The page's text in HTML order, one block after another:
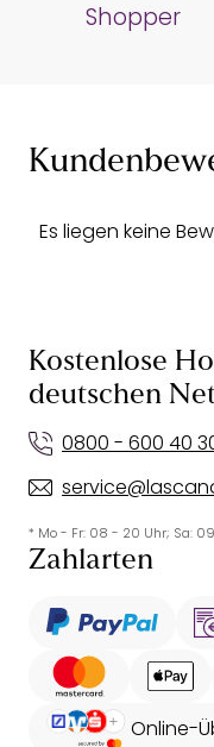
Shopper
Es liegen keine
Kostenlose
deutschen
0800 - 600 40
* Mo - Fr: 08 - 20 Uhr; Sa:
Zahlarten
Online-